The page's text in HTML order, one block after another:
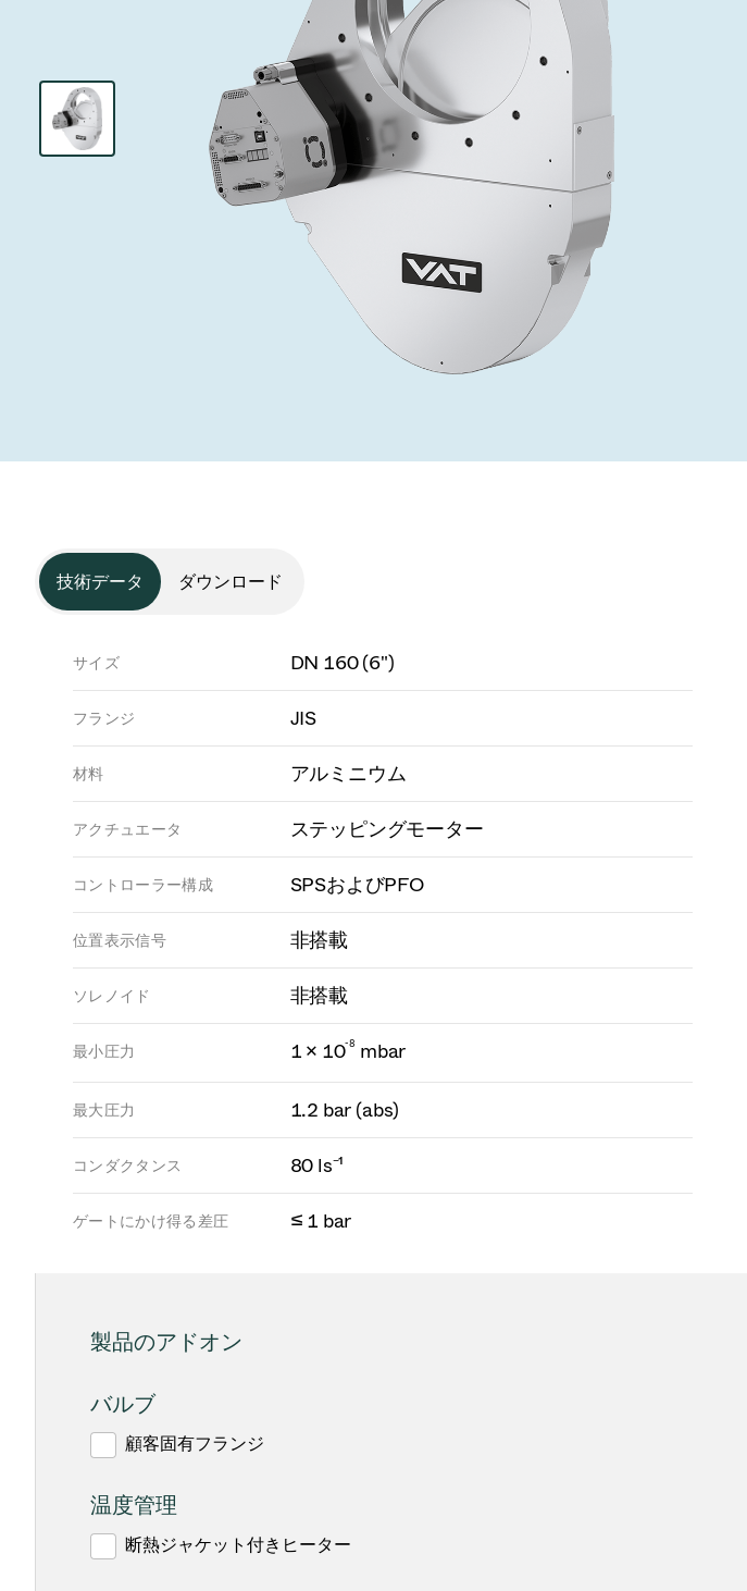
を追求し、進歩を支えます。
術を革新し、未来を実現しま
す。
圧力リリーフ／ベントバルブ
ガス封入弁
3ポジションバルブ
バキュームチェックバルブ
緊急遮断/ビームストッパーバルブ
真空トランスファーバルブ
イオン注入
CVD
OLEDのインクジェット印刷
サブファブシステム
真空乾燥
真空減菌
医薬品の凍結乾燥
研究分野
あなたのアプリケーション
Analyst coverage
Contact for investors
News services
サプライチェーンマネジメント
技術データ ダウンロード
サイズ DN 160 (6")
フランジ JIS
材料 アルミニウム
アクチュエータ ステッピングモーター
コントローラー構成 SPSおよびPFO
位置表示信号 非搭載
ソレノイド 非搭載
最小圧力 1 × 10-8 mbar
最大圧力 1.2 bar (abs)
コンダクタンス 80 ls⁻¹
ゲートにかけ得る差圧 ≤ 1 bar
製品のアドオン
バルブ
顧客固有フランジ
温度管理
断熱ジャケット付きヒーター